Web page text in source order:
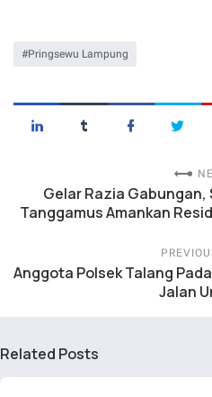
Pringsewu Lampung
Gelar Razia
Tanggamus Amankan
Anggota Polsek Talang
Jalan
Related Posts